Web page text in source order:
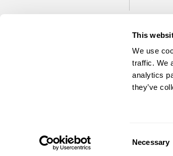
This
We use
traffic. We
analytics
they’ve
Necessary
©2026 MSG Equipment. Wszelkie prawa